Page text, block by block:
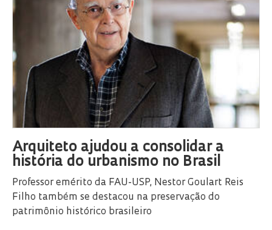
Arquiteto ajudou a consolidar a
história do urbanismo no Brasil
Professor emérito da FAU-USP, Nestor Goulart Reis
Filho também se destacou na preservação do
patrimônio histórico brasileiro